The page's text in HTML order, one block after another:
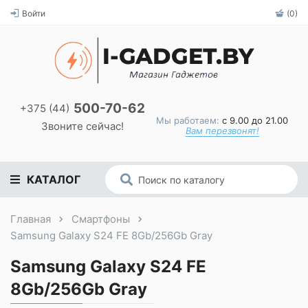
Войти (0)
+375 (44) 500-70-62
Звоните сейчас! Мы работаем: с 9.00 до 21.00
Вам перезвонят!
КАТАЛОГ
Главная
Смартфоны
Samsung Galaxy S24 FE 8Gb/256Gb Gray
Samsung Galaxy S24 FE
8Gb/256Gb Gray